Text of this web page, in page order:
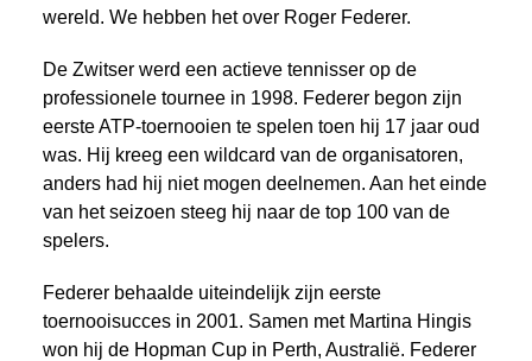
wereld. We hebben het over Roger Federer.
De Zwitser werd een actieve tennisser op de
professionele tournee in 1998. Federer begon zijn
eerste ATP-toernooien te spelen toen hij 17 jaar oud
was. Hij kreeg een wildcard van de organisatoren,
anders had hij niet mogen deelnemen. Aan het einde
van het seizoen steeg hij naar de top 100 van de
spelers.
Federer behaalde uiteindelijk zijn eerste
toernooisucces in 2001. Samen met Martina Hingis
won hij de Hopman Cup in Perth, Australië. Federer